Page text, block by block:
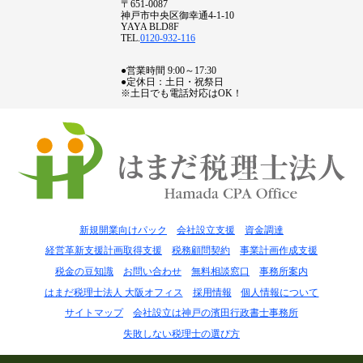
〒651-0087
神戸市中央区御幸通4-1-10
YAYA BLD8F
TEL. 0120-932-116
●営業時間 9:00～17:30
●定休日：土日・祝祭日
※土日でも電話対応はOK！
新規開業向けパック 会社設立支援
資金調達
経営革新支援計画取得支援
税務顧問契約
事業計画作成支援
税金の豆知識
お問い合わせ 無料相談窓口
事務所案内
はまだ税理士法人 大阪オフィス
採用情報
個人情報について
サイトマップ
会社設立は神戸の濱田行政書士事務所
失敗しない税理士の選び方